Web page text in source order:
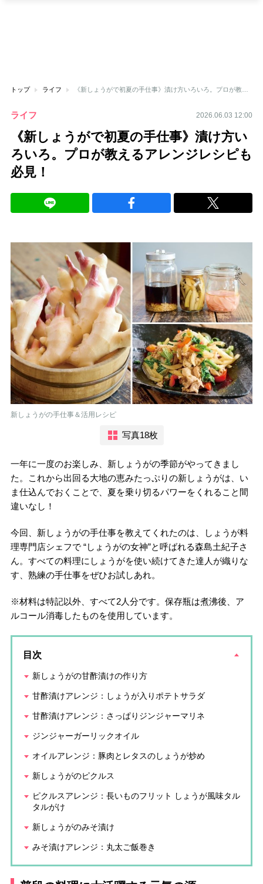
トップ ライフ
ライフ 2026.06.03 12:00
《新しょうがで初夏の手仕事》漬け方い
ろいろ。プロが教えるアレンジレシピも
必見！
新しょうがの手仕事＆活用レシピ
写真18枚
一年に一度のお楽しみ、新しょうがの季節がやってきまし
た。これから出回る大地の恵みたっぷりの新しょうがは、い
ま仕込んでおくことで、夏を乗り切るパワーをくれること間
違いなし！
今回、新しょうがの手仕事を教えてくれたのは、しょうが料
理専門店シェフで “しょうがの女神”と呼ばれる森島土紀子さ
ん。すべての料理にしょうがを使い続けてきた達人が織りな
す、熟練の手仕事をぜひお試しあれ。
※材料は特記以外、すべて2人分です。保存瓶は煮沸後、ア
ルコール消毒したものを使用しています。
目次
新しょうがの甘酢漬けの作り方
甘酢漬けアレンジ：しょうが入りポテトサラダ
甘酢漬けアレンジ：さっぱりジンジャーマリネ
ジンジャーガーリックオイル
オイルアレンジ：豚肉とレタスのしょうが炒め
新しょうがのピクルス
ピクルスアレンジ：長いものフリット しょうが風味タル
タルがけ
新しょうがのみそ漬け
みそ漬けアレンジ：丸太ご飯巻き